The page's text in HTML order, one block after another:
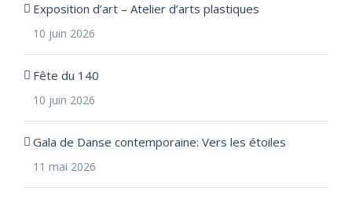
Exposition d’art – Atelier d’arts plastiques
10 juin 2026
Fête du 140
10 juin 2026
Gala de Danse contemporaine: Vers les étoiles
11 mai 2026